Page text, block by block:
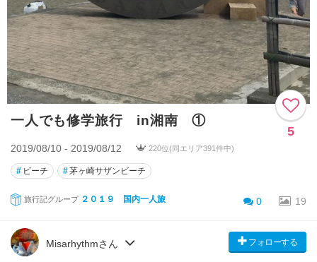
一人でも修学旅行 in湘南 ①
5
2019/08/10 - 2019/08/12 220位(同エリア391件中)
# ビーチ #茅ヶ崎サザンビーチ
旅行記グループ ２０１９ 国内一人旅 0 19
Misarhythmさん フォローする